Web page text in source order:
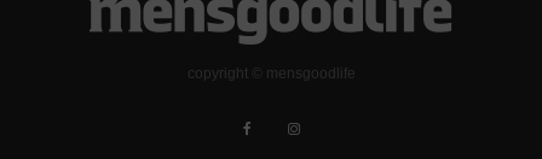
copyright © mensgoodlife